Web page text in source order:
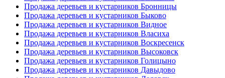
Продажа деревьев и кустарников Бронницы
Продажа деревьев и кустарников Быково
Продажа деревьев и кустарников Видное
Продажа деревьев и кустарников Власиха
Продажа деревьев и кустарников Воскресенск
Продажа деревьев и кустарников Высоковск
Продажа деревьев и кустарников Голицыно
Продажа деревьев и кустарников Давыдово